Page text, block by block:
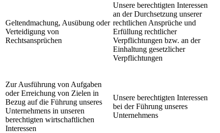
Geltendmachung, Ausübung oder
Verteidigung von
Rechtsansprüchen
Unsere berechtigten Interessen
an der Durchsetzung unserer
rechtlichen Ansprüche und
Erfüllung rechtlicher
Verpflichtungen bzw. an der
Einhaltung gesetzlicher
Verpflichtungen
Zur Ausführung von Aufgaben
oder Erreichung von Zielen in
Bezug auf die Führung unseres
Unternehmens in unseren
berechtigten wirtschaftlichen
Interessen
Unsere berechtigten Interessen
bei der Führung unseres
Unternehmens